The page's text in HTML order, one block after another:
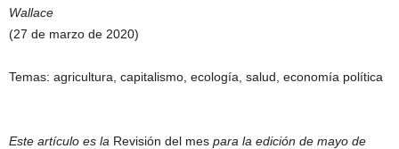
Wallace
(27 de marzo de 2020)
Temas: agricultura, capitalismo, ecología, salud, economía política
Este artículo es la Revisión del mes para la edición de mayo de